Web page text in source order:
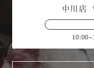
中川店